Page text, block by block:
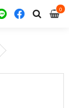
00